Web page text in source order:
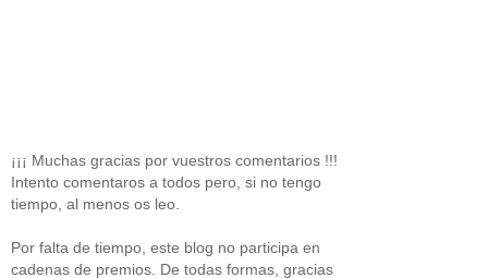
¡¡¡ Muchas gracias por vuestros comentarios !!!
Intento comentaros a todos pero, si no tengo
tiempo, al menos os leo.
Por falta de tiempo, este blog no participa en
cadenas de premios. De todas formas, gracias